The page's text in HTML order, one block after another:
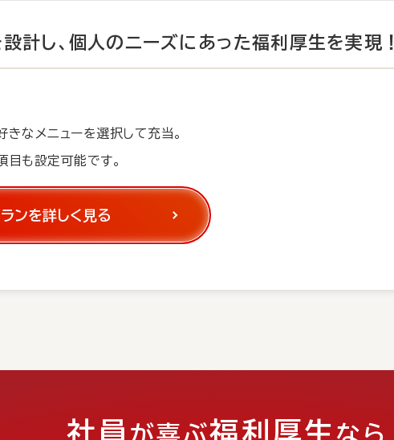
計し、 個人のニーズにあった福利厚生を実現！
きなメニューを選択して充当。
目も設定可能です。
ンを詳しく見る
社員 が喜ぶ福利厚生 なら